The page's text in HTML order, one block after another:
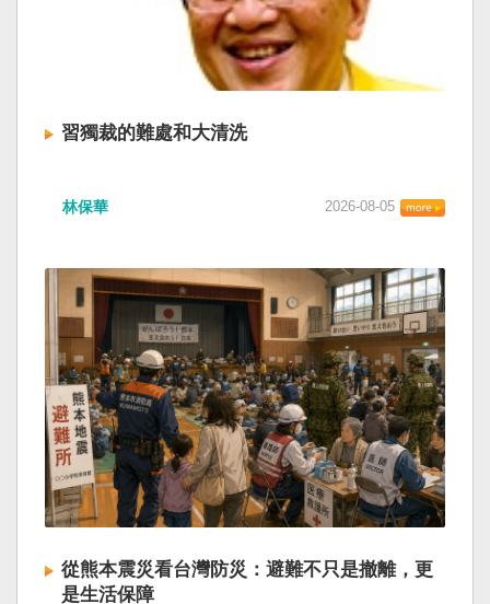
習獨裁的難處和大清洗
林保華 2026-08-05
從熊本震災看台灣防災：避難不只是撤離，更
是生活保障